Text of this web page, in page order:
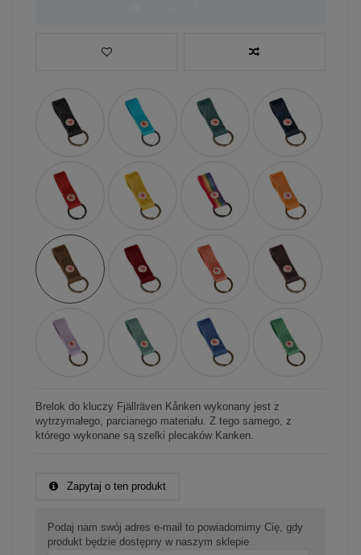
Brelok do kluczy Fjällräven Kånken wykonany jest z
wytrzymałego, parcianego materiału. Z tego samego, z
którego wykonane są szelki plecaków Kanken.
Zapytaj o ten produkt
Podaj nam swój adres e-mail to powiadomimy Cię, gdy
produkt będzie dostępny w naszym sklepie